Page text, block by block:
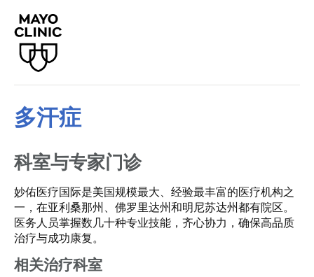
多汗症
科室与专家门诊
妙佑医疗国际是美国规模最大、经验最丰富的医疗机构之
一，在亚利桑那州、佛罗里达州和明尼苏达州都有院区。
医务人员掌握数几十种专业技能，齐心协力，确保高品质
治疗与成功康复。
相关治疗科室